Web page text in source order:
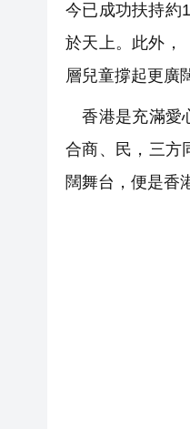
今已成功扶持約
於天上。此外，
層兒童撐起更廣
香港是充滿愛
合商、民，三方
闊舞台，便是香